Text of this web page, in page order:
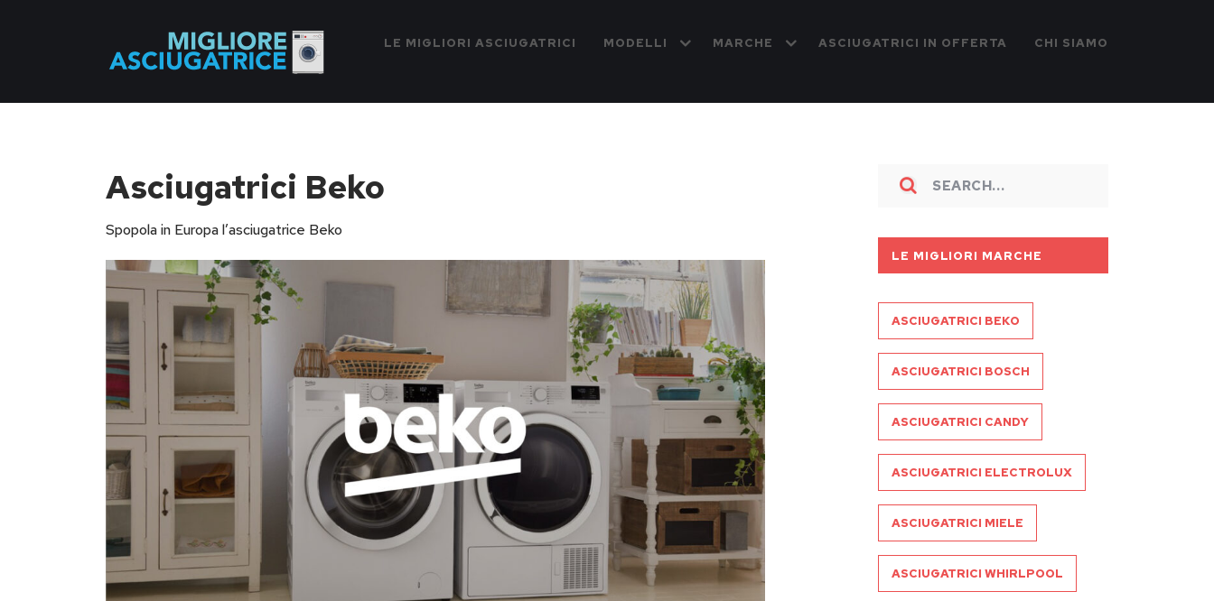
LE MIGLIORI ASCIUGATRICI MODELLI MARCHE ASCIUGATRICI IN OFFERTA CHI SIAMO
Asciugatrici Beko
Spopola in Europa l’asciugatrice Beko
LE MIGLIORI MARCHE
ASCIUGATRICI BEKO
ASCIUGATRICI BOSCH
ASCIUGATRICI CANDY
ASCIUGATRICI ELECTROLUX
ASCIUGATRICI MIELE
ASCIUGATRICI WHIRLPOOL